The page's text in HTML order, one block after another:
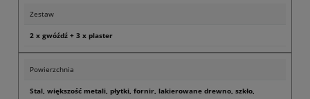
Zestaw
2 x gwóźdź + 3 x plaster
Powierzchnia
Stal, większość metali, płytki, fornir, lakierowane drewno, szkło,